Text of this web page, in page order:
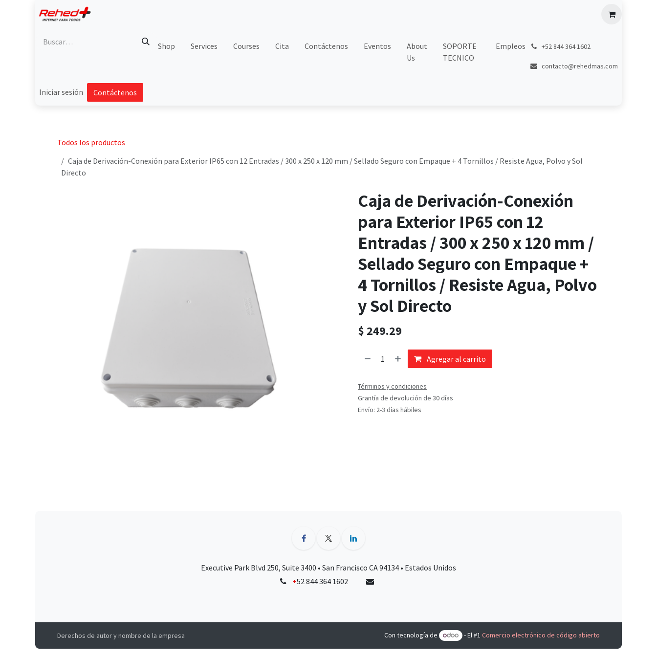
Shop Services Courses Cita Contáctenos Eventos
About
Us
SOPORTE
TECNICO
Empleos +52 844 364 1602
contacto@rehedmas.com
Iniciar sesión Contáctenos
Todos los productos
Caja de Derivación-Conexión para Exterior IP65 con 12 Entradas / 300 x 250 x 120 mm / Sellado Seguro con Empaque + 4 Tornillos / Resiste Agua, Polvo y Sol
Directo
Caja de Derivación-Conexión
para Exterior IP65 con 12
Entradas / 300 x 250 x 120 mm /
Sellado Seguro con Empaque +
4 Tornillos / Resiste Agua, Polvo
y Sol Directo
$ 249.29
Agregar al carrito
Términos y condiciones
Grantía de devolución de 30 días
Envío: 2-3 días hábiles
Executive Park Blvd 250, Suite 3400 • San Francisco CA 94134 • Estados Unidos
+52 844 364 1602
Derechos de autor y nombre de la empresa Con tecnología de - El #1 Comercio electrónico de código abierto